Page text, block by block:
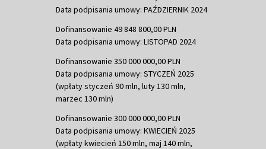
Data podpisania umowy: PAŹDZIERNIK 2024
Dofinansowanie 49 848 800,00 PLN
Data podpisania umowy: LISTOPAD 2024
Dofinansowanie 350 000 000,00 PLN
Data podpisania umowy: STYCZEŃ 2025
(wpłaty styczeń 90 mln, luty 130 mln,
marzec 130 mln)
Dofinansowanie 300 000 000,00 PLN
Data podpisania umowy: KWIECIEŃ 2025
(wpłaty kwiecień 150 mln, maj 140 mln,